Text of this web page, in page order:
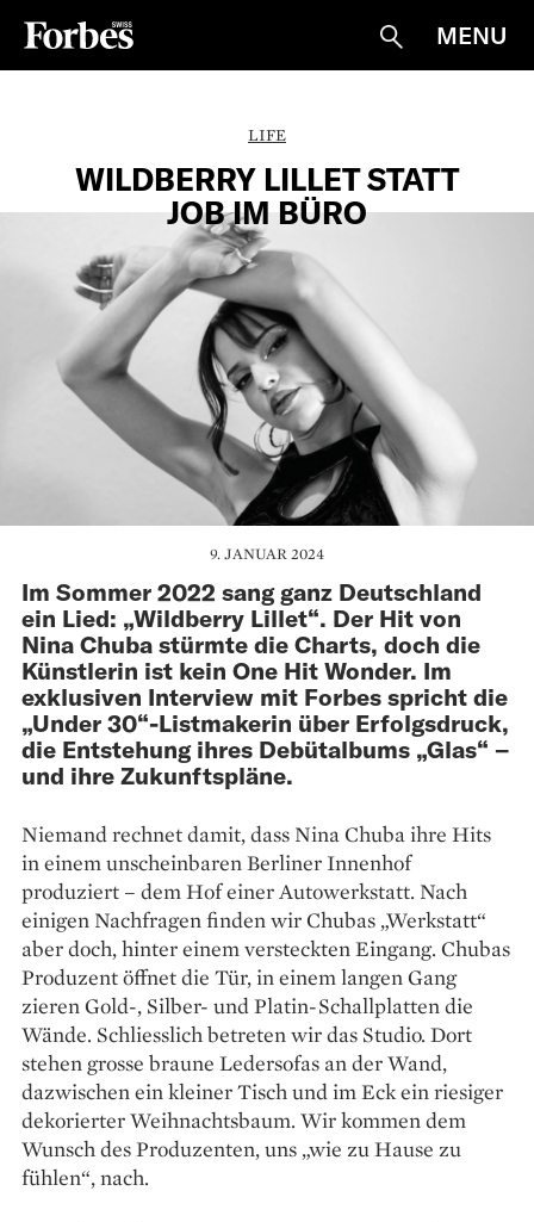
Suche
MENU
LIFE
WILDBERRY LILLET STATT
JOB IM BÜRO
9. JANUAR 2024
Im Sommer 2022 sang ganz Deutschland
ein Lied: „Wildberry Lillet“. Der Hit von
Nina Chuba stürmte die Charts, doch die
Künstlerin ist kein One Hit Wonder. Im
exklusiven Interview mit Forbes spricht die
„Under 30“-Listmakerin über Erfolgsdruck,
die Entstehung ihres Debütalbums „Glas“ –
und ihre Zukunftspläne.
Niemand rechnet damit, dass Nina Chuba ihre Hits
in einem unscheinbaren Berliner Innen­hof
produziert – dem Hof einer Autowerkstatt. Nach
einigen Nachfragen finden wir Chubas „Werkstatt“
aber doch, hinter einem versteckten Eingang. Chubas
Produzent öffnet die Tür, in ­einem langen Gang
zieren Gold-, Silber- und Platin-Schallplatten die
Wände. Schliesslich betreten wir das Studio. Dort
stehen grosse braune Ledersofas an der Wand,
dazwischen ein kleiner Tisch und im Eck ein riesiger
dekorierter Weihnachtsbaum. Wir kommen dem
Wunsch des Produzenten, uns „wie zu Hause zu
fühlen“, nach.